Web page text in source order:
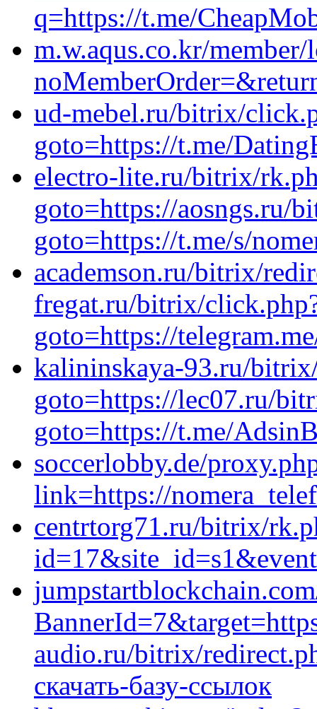
q=https://t.me/
m.w.aqus.co.kr/
ud-mebel.ru/bitrix/
goto=https://t.me/
electro-lite.ru/bitrix/
goto=https://aosngs.ru/
goto=https://t.me/s/
academson.ru/bitrix/
fregat.ru/bitrix/
goto=https://
kalininskaya-93.ru/
goto=https://lec07.ru/
goto=https://t.me/
soccerlobby.de/
link=https://
centrtorg71.ru/bitrix/
audio.ru/bitrix/
скачать-базу-ссылок